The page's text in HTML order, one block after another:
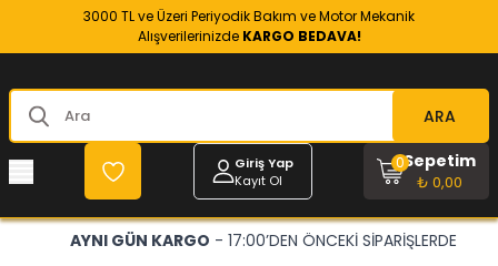
3000 TL ve Üzeri Periyodik Bakım ve Motor Mekanik
Alışverilerinizde KARGO BEDAVA!
ARA
Giriş Yap
Kayıt Ol
Sepetim
₺ 0,00
0
AYNI GÜN KARGO - 17:00’DEN ÖNCEKİ SİPARİŞLERDE